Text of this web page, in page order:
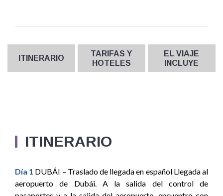
ITINERARIO
TARIFAS Y
HOTELES
EL VIAJE
INCLUYE
ITINERARIO
Día 1 DUBÁI – Traslado de llegada en español Llegada al
aeropuerto de Dubái. A la salida del control de